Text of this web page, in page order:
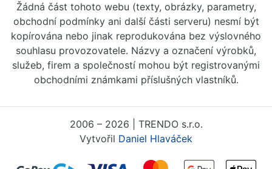
Žádná část tohoto webu (texty, obrázky, parametry,
obchodní podmínky ani další části serveru) nesmí být
kopírována nebo jinak reprodukována bez výslovného
souhlasu provozovatele. Názvy a označení výrobků,
služeb, firem a společností mohou být registrovanými
obchodními známkami příslušných vlastníků.
2006 – 2026 | TRENDO s.r.o.
Vytvořil Daniel Hlaváček